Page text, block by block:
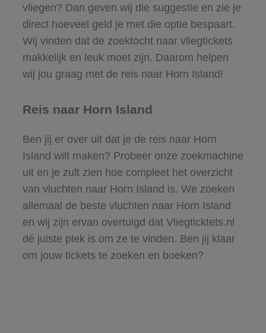
vliegen? Dan geven wij die suggestie en zie je
direct hoeveel geld je met die optie bespaart.
Wij vinden dat de zoektocht naar vliegtickets
makkelijk en leuk moet zijn. Daarom helpen
wij jou graag met de reis naar Horn Island!
Reis naar Horn Island
Ben jij er over uit dat je de reis naar Horn
Island wilt maken? Probeer onze zoekmachine
uit en je zult zien hoe compleet het overzicht
van vluchten naar Horn Island is. We zoeken
allemaal de beste vluchten naar Horn Island
en wij zijn ervan overtuigd dat Vliegticktets.nl
dé juiste plek is om ze te vinden. Ben jij klaar
om jouw tickets te zoeken en boeken?